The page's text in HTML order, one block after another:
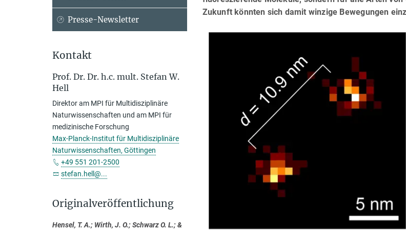
Zukunft könnten sich damit winzige Bewegungen
Presse-Newsletter
Kontakt
Prof. Dr. Dr. h.c. mult. Stefan W.
Hell
Direktor am MPI für Multidisziplinäre
Naturwissenschaften und am MPI für
medizinische Forschung
Max-Planck-Institut für Multidisziplinäre
Naturwissenschaften, Göttingen
+49 551 201-2500
stefan.hell@...
Originalveröffentlichung
Hensel, T. A.; Wirth, J. O.; Schwarz O. L.; &